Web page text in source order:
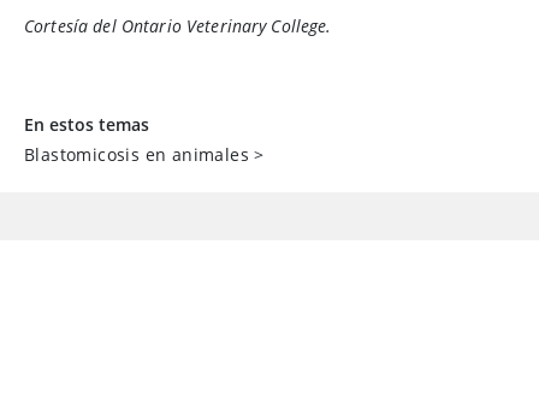
Cortesía del Ontario Veterinary College.
En estos temas
Blastomicosis en animales >